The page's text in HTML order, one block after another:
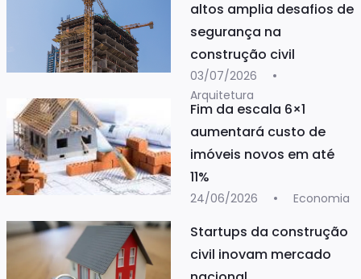
altos amplia desafios de
segurança na
construção civil
03/07/2026
Arquitetura
Fim da escala 6×1
aumentará custo de
imóveis novos em até
11%
24/06/2026 Economia
Startups da construção
civil inovam mercado